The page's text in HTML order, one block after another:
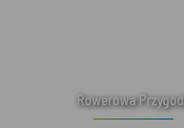
Rowerowa